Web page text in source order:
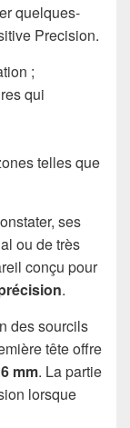
quelques-
Precision.
;
qui
telles que
ses
ou de très
conçu pour
.
des sourcils
tête offre
6 mm. La partie
lorsque